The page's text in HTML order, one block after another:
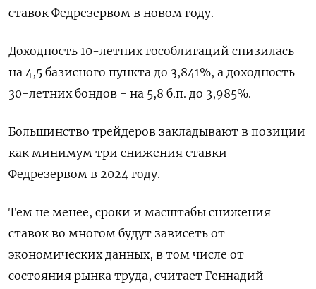
ставок Федрезервом в новом году.
Доходность 10-летних гособлигаций снизилась
на 4,5 базисного пункта до 3,841%, а доходность
30-летних бондов - на 5,8 б.п. до 3,985%.
Большинство трейдеров закладывают в позиции
как минимум три снижения ставки
Федрезервом в 2024 году.
Тем не менее, сроки и масштабы снижения
ставок во многом будут зависеть от
экономических данных, в том числе от
состояния рынка труда, считает Геннадий